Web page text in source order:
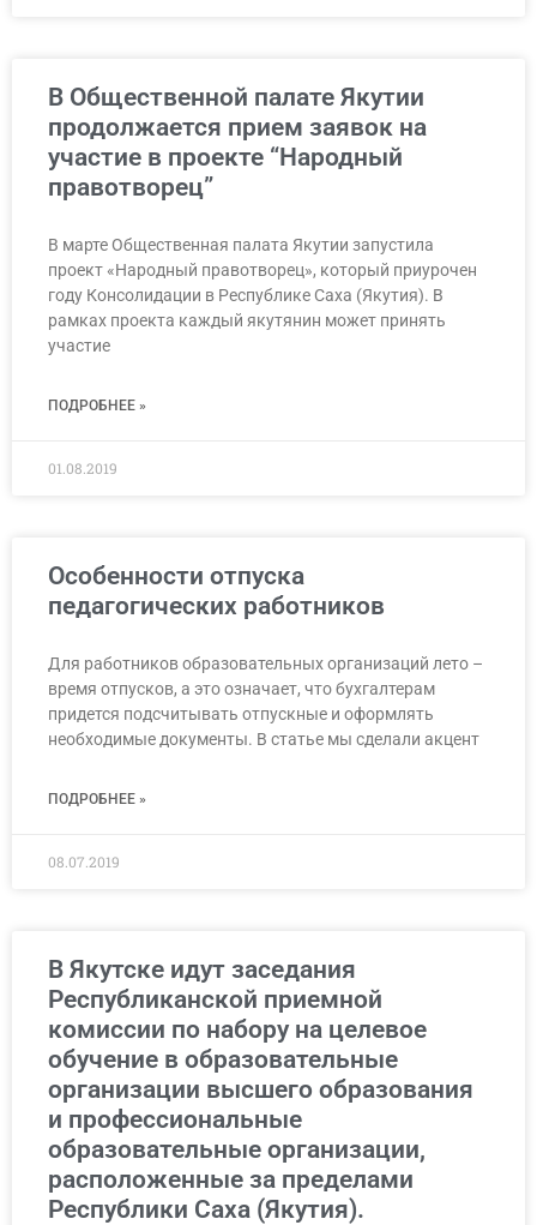
В Общественной палате Якутии
продолжается прием заявок на
участие в проекте “Народный
правотворец”
В марте Общественная палата Якутии запустила
проект «Народный правотворец», который приурочен
году Консолидации в Республике Саха (Якутия). В
рамках проекта каждый якутянин может принять
участие
ПОДРОБНЕЕ »
01.08.2019
Особенности отпуска
педагогических работников
Для работников образовательных организаций лето –
время отпусков, а это означает, что бухгалтерам
придется подсчитывать отпускные и оформлять
необходимые документы. В статье мы сделали акцент
ПОДРОБНЕЕ »
08.07.2019
В Якутске идут заседания
Республиканской приемной
комиссии по набору на целевое
обучение в образовательные
организации высшего образования
и профессиональные
образовательные организации,
расположенные за пределами
Республики Саха (Якутия).